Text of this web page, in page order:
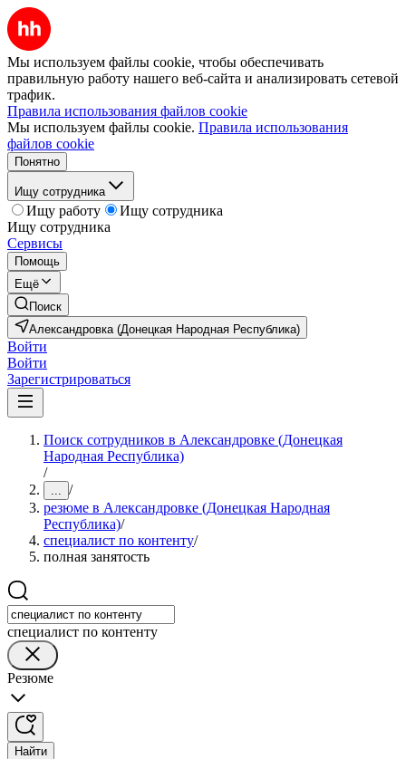
Мы используем файлы cookie, чтобы обеспечивать
правильную работу нашего веб-сайта и анализировать сетевой
трафик.
Правила использования файлов cookie
Мы используем файлы cookie. Правила использования
файлов cookie
Понятно
Ищу сотрудника
Ищу работу
Ищу сотрудника
Ищу сотрудника
Сервисы
Помощь
Ещё
Поиск
Александровка (Донецкая Народная Республика)
Войти
Войти
Зарегистрироваться
Поиск сотрудников в Александровке (Донецкая
Народная Республика)
/
... /
резюме в Александровке (Донецкая Народная
Республика)/
специалист по контенту/
полная занятость
специалист по контенту
Резюме
Найти